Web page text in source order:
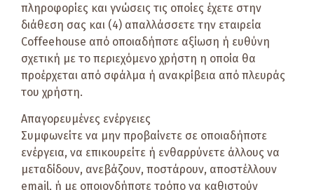
πληροφορίες και γνώσεις τις οποίες έχετε στην
διάθεση σας και (4) απαλλάσσετε την εταιρεία
Coffeehouse από οποιαδήποτε αξίωση ή ευθύνη
σχετική με το περιεχόμενο χρήστη η οποία θα
προέρχεται από σφάλμα ή ανακρίβεια από πλευράς
του χρήστη.
Απαγορευμένες ενέργειες
Συμφωνείτε να μην προβαίνετε σε οποιαδήποτε
ενέργεια, να επικουρείτε ή ενθαρρύνετε άλλους να
μεταδίδουν, ανεβάζουν, ποστάρουν, αποστέλλουν
email, ή με οποιονδήποτε τρόπο να καθιστούν